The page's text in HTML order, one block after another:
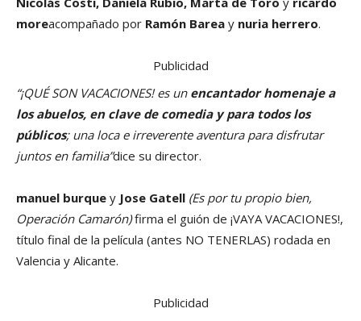
moreacompañado por Ramón Barea y nuria herrero.
Publicidad
“¡QUÉ SON VACACIONES! es un encantador homenaje a
los abuelos, en clave de comedia y para todos los
públicos; una loca e irreverente aventura para disfrutar
juntos en familia”dice su director.
manuel burque y Jose Gatell (Es por tu propio bien,
Operación Camarón)firma el guión de ¡VAYA VACACIONES!,
título final de la película (antes NO TENERLAS) rodada en
Valencia y Alicante.
Publicidad